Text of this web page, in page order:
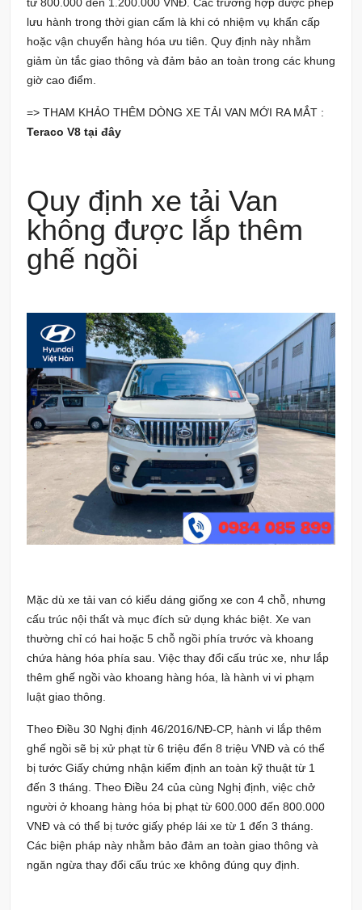
lưu hành trong thời gian cấm là khi có nhiệm vụ khẩn cấp
hoặc vận chuyển hàng hóa ưu tiên. Quy định này nhằm
giảm ùn tắc giao thông và đảm bảo an toàn trong các khung
giờ cao điểm.
=> THAM KHẢO THÊM DÒNG XE TẢI VAN MỚI RA MẮT :
Teraco V8 tại đây
Quy định xe tải Van
không được lắp thêm
ghế ngồi
Mặc dù xe tải van có kiểu dáng giống xe con 4 chỗ, nhưng
cấu trúc nội thất và mục đích sử dụng khác biệt. Xe van
thường chỉ có hai hoặc 5 chỗ ngồi phía trước và khoang
chứa hàng hóa phía sau. Việc thay đổi cấu trúc xe, như lắp
thêm ghế ngồi vào khoang hàng hóa, là hành vi vi phạm
luật giao thông.
Theo Điều 30 Nghị định 46/2016/NĐ-CP, hành vi lắp thêm
ghế ngồi sẽ bị xử phạt từ 6 triệu đến 8 triệu VNĐ và có thể
bị tước Giấy chứng nhận kiểm định an toàn kỹ thuật từ 1
đến 3 tháng. Theo Điều 24 của cùng Nghị định, việc chở
người ở khoang hàng hóa bị phạt từ 600.000 đến 800.000
VNĐ và có thể bị tước giấy phép lái xe từ 1 đến 3 tháng.
Các biện pháp này nhằm bảo đảm an toàn giao thông và
ngăn ngừa thay đổi cấu trúc xe không đúng quy định.